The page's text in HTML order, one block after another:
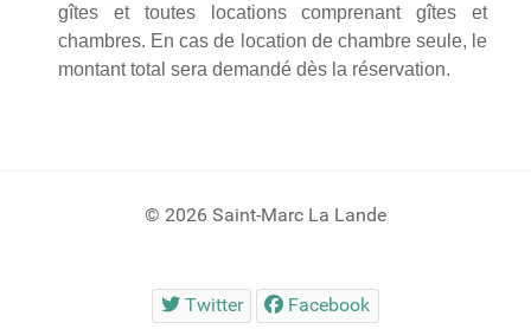
gîtes et toutes locations comprenant gîtes et
chambres. En cas de location de chambre seule, le
montant total sera demandé dès la réservation.
© 2026 Saint-Marc La Lande
Twitter Facebook